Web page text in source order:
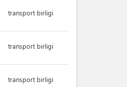
transport birligi
transport birligi
transport birligi